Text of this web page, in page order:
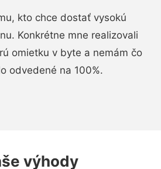
kto chce dostať vysokú
Konkrétne mne realizovali
omietku v byte a nemám čo
odvedené na 100%.
výhody